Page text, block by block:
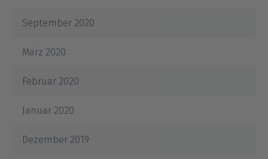
September 2020
März 2020
Februar 2020
Januar 2020
Dezember 2019